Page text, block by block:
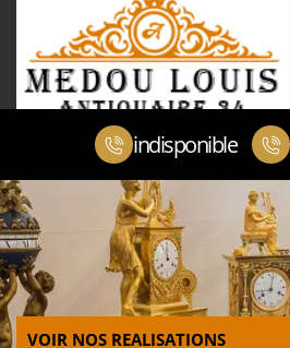
indisponible
VOIR NOS REALISATIONS